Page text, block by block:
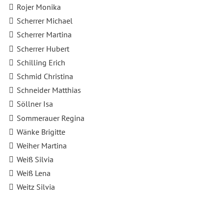
Rojer Monika
Scherrer Michael
Scherrer Martina
Scherrer Hubert
Schilling Erich
Schmid Christina
Schneider Matthias
Söllner Isa
Sommerauer Regina
Wänke Brigitte
Weiher Martina
Weiß Silvia
Weiß Lena
Weitz Silvia